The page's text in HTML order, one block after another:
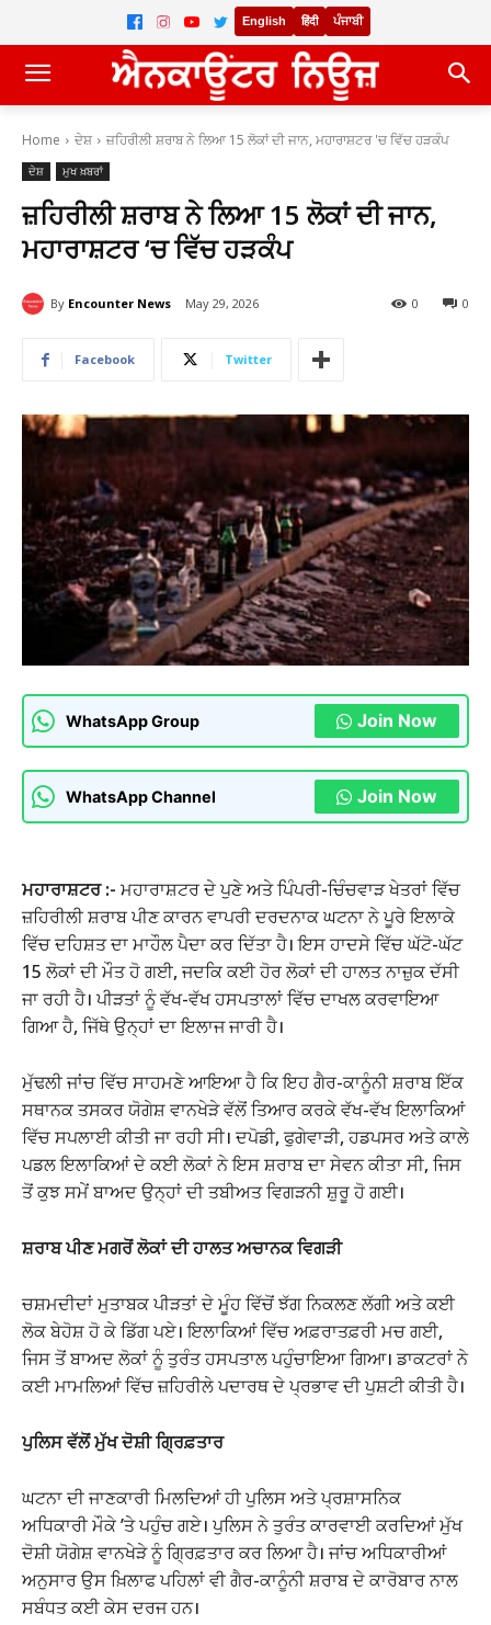
English हिंदी ਪੰਜਾਬੀ
Home ਦੇਸ਼ ਜ਼ਹਿਰੀਲੀ ਸ਼ਰਾਬ ਨੇ ਲਿਆ 15 ਲੋਕਾਂ ਦੀ ਜਾਨ, ਮਹਾਰਾਸ਼ਟਰ 'ਚ ਵਿੱਚ ਹੜਕੰਪ
ਦੇਸ਼ ਮੁਖ ਖ਼ਬਰਾਂ
ਜ਼ਹਿਰੀਲੀ ਸ਼ਰਾਬ ਨੇ ਲਿਆ 15 ਲੋਕਾਂ ਦੀ ਜਾਨ,
ਮਹਾਰਾਸ਼ਟਰ ‘ਚ ਵਿੱਚ ਹੜਕੰਪ
By Encounter News May 29, 2026 0
0
Facebook Twitter
WhatsApp Group Join Now
WhatsApp Channel Join Now
ਮਹਾਰਾਸ਼ਟਰ :- ਮਹਾਰਾਸ਼ਟਰ ਦੇ ਪੁਣੇ ਅਤੇ ਪਿੰਪਰੀ-ਚਿੰਚਵਾੜ ਖੇਤਰਾਂ ਵਿੱਚ
ਜ਼ਹਿਰੀਲੀ ਸ਼ਰਾਬ ਪੀਣ ਕਾਰਨ ਵਾਪਰੀ ਦਰਦਨਾਕ ਘਟਨਾ ਨੇ ਪੂਰੇ ਇਲਾਕੇ
ਵਿੱਚ ਦਹਿਸ਼ਤ ਦਾ ਮਾਹੌਲ ਪੈਦਾ ਕਰ ਦਿੱਤਾ ਹੈ। ਇਸ ਹਾਦਸੇ ਵਿੱਚ ਘੱਟੋ-ਘੱਟ
15 ਲੋਕਾਂ ਦੀ ਮੌਤ ਹੋ ਗਈ, ਜਦਕਿ ਕਈ ਹੋਰ ਲੋਕਾਂ ਦੀ ਹਾਲਤ ਨਾਜ਼ੁਕ ਦੱਸੀ
ਜਾ ਰਹੀ ਹੈ। ਪੀੜਤਾਂ ਨੂੰ ਵੱਖ-ਵੱਖ ਹਸਪਤਾਲਾਂ ਵਿੱਚ ਦਾਖਲ ਕਰਵਾਇਆ
ਗਿਆ ਹੈ, ਜਿੱਥੇ ਉਨ੍ਹਾਂ ਦਾ ਇਲਾਜ ਜਾਰੀ ਹੈ।
ਮੁੱਢਲੀ ਜਾਂਚ ਵਿੱਚ ਸਾਹਮਣੇ ਆਇਆ ਹੈ ਕਿ ਇਹ ਗੈਰ-ਕਾਨੂੰਨੀ ਸ਼ਰਾਬ ਇੱਕ
ਸਥਾਨਕ ਤਸਕਰ ਯੋਗੇਸ਼ ਵਾਨਖੇੜੇ ਵੱਲੋਂ ਤਿਆਰ ਕਰਕੇ ਵੱਖ-ਵੱਖ ਇਲਾਕਿਆਂ
ਵਿੱਚ ਸਪਲਾਈ ਕੀਤੀ ਜਾ ਰਹੀ ਸੀ। ਦਪੋਡੀ, ਫੁਗੇਵਾੜੀ, ਹਡਪਸਰ ਅਤੇ ਕਾਲੇ
ਪਡਲ ਇਲਾਕਿਆਂ ਦੇ ਕਈ ਲੋਕਾਂ ਨੇ ਇਸ ਸ਼ਰਾਬ ਦਾ ਸੇਵਨ ਕੀਤਾ ਸੀ, ਜਿਸ
ਤੋਂ ਕੁਝ ਸਮੇਂ ਬਾਅਦ ਉਨ੍ਹਾਂ ਦੀ ਤਬੀਅਤ ਵਿਗੜਨੀ ਸ਼ੁਰੂ ਹੋ ਗਈ।
ਸ਼ਰਾਬ ਪੀਣ ਮਗਰੋਂ ਲੋਕਾਂ ਦੀ ਹਾਲਤ ਅਚਾਨਕ ਵਿਗੜੀ
ਚਸ਼ਮਦੀਦਾਂ ਮੁਤਾਬਕ ਪੀੜਤਾਂ ਦੇ ਮੂੰਹ ਵਿੱਚੋਂ ਝੱਗ ਨਿਕਲਣ ਲੱਗੀ ਅਤੇ ਕਈ
ਲੋਕ ਬੇਹੋਸ਼ ਹੋ ਕੇ ਡਿੱਗ ਪਏ। ਇਲਾਕਿਆਂ ਵਿੱਚ ਅਫ਼ਰਾਤਫ਼ਰੀ ਮਚ ਗਈ,
ਜਿਸ ਤੋਂ ਬਾਅਦ ਲੋਕਾਂ ਨੂੰ ਤੁਰੰਤ ਹਸਪਤਾਲ ਪਹੁੰਚਾਇਆ ਗਿਆ। ਡਾਕਟਰਾਂ ਨੇ
ਕਈ ਮਾਮਲਿਆਂ ਵਿੱਚ ਜ਼ਹਿਰੀਲੇ ਪਦਾਰਥ ਦੇ ਪ੍ਰਭਾਵ ਦੀ ਪੁਸ਼ਟੀ ਕੀਤੀ ਹੈ।
ਪੁਲਿਸ ਵੱਲੋਂ ਮੁੱਖ ਦੋਸ਼ੀ ਗ੍ਰਿਫ਼ਤਾਰ
ਘਟਨਾ ਦੀ ਜਾਣਕਾਰੀ ਮਿਲਦਿਆਂ ਹੀ ਪੁਲਿਸ ਅਤੇ ਪ੍ਰਸ਼ਾਸਨਿਕ
ਅਧਿਕਾਰੀ ਮੌਕੇ ’ਤੇ ਪਹੁੰਚ ਗਏ। ਪੁਲਿਸ ਨੇ ਤੁਰੰਤ ਕਾਰਵਾਈ ਕਰਦਿਆਂ ਮੁੱਖ
ਦੋਸ਼ੀ ਯੋਗੇਸ਼ ਵਾਨਖੇੜੇ ਨੂੰ ਗ੍ਰਿਫ਼ਤਾਰ ਕਰ ਲਿਆ ਹੈ। ਜਾਂਚ ਅਧਿਕਾਰੀਆਂ
ਅਨੁਸਾਰ ਉਸ ਖ਼ਿਲਾਫ ਪਹਿਲਾਂ ਵੀ ਗੈਰ-ਕਾਨੂੰਨੀ ਸ਼ਰਾਬ ਦੇ ਕਾਰੋਬਾਰ ਨਾਲ
ਸਬੰਧਤ ਕਈ ਕੇਸ ਦਰਜ ਹਨ।